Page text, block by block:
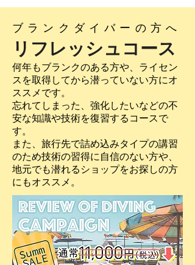
​ブランクダイバーの方へ
リフレッシュコース
何年もブランクのある方や、ライセン
スを取得してから潜っていない方にオ
ススメです。
忘れてしまった、強化したいなどの不
安な知識や技術を復習するコースで
す。
また、旅行先で詰め込みタイプの講習
のため技術の習得に自信のない方や、
地元でも潜れるショップをお探しの方
にもオススメ。